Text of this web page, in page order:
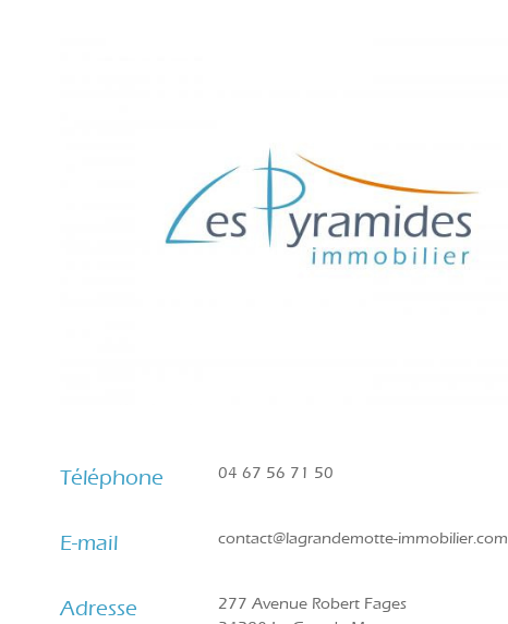
Téléphone 04 67 56 71 50
E-mail contact@lagrandemotte-immobilier.com
Adresse
277 Avenue Robert Fages